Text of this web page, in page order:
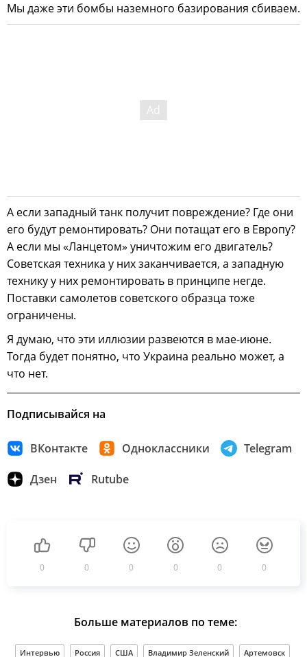
Мы даже эти бомбы наземного базирования сбиваем.
А если западный танк получит повреждение? Где они
его будут ремонтировать? Они потащат его в Европу?
А если мы «Ланцетом» уничтожим его двигатель?
Советская техника у них заканчивается, а западную
технику у них ремонтировать в принципе негде.
Поставки самолетов советского образца тоже
ограничены.
Я думаю, что эти иллюзии развеются в мае-июне.
Тогда будет понятно, что Украина реально может, а
что нет.
Подписывайся на
ВКонтакте Одноклассники Telegram
Дзен Rutube
0 0 0 0 0 0
Больше материалов по теме:
Интервью Россия США Владимир Зеленский Артемовск